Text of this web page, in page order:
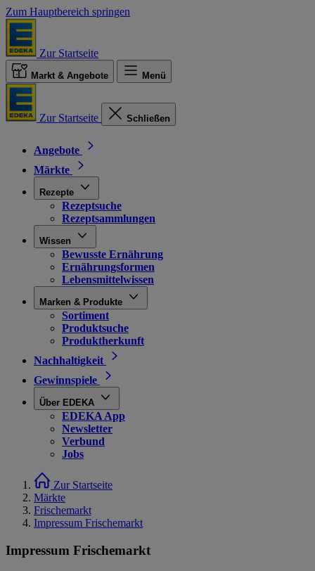
Zum Hauptbereich springen
Zur Startseite
Markt & Angebote Menü
Zur Startseite Schließen
Angebote
Märkte
Rezepte
Rezeptsuche
Rezeptsammlungen
Wissen
Bewusste Ernährung
Ernährungsformen
Lebensmittelwissen
Marken & Produkte
Sortiment
Produktsuche
Produktherkunft
Nachhaltigkeit
Gewinnspiele
Über EDEKA
EDEKA App
Newsletter
Verbund
Jobs
Zur Startseite
Märkte
Frischemarkt
Impressum Frischemarkt
Impressum Frischemarkt